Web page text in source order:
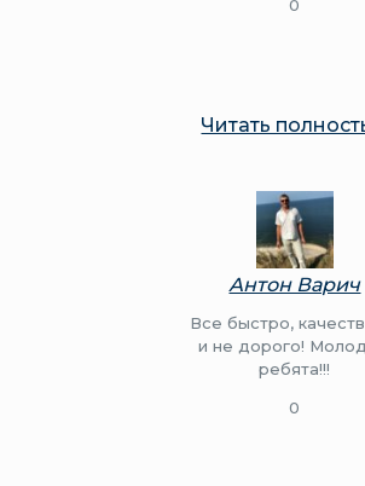
0
Читать
Антон Варич
Все быстро,
и не дорого!
ребята!!!
0